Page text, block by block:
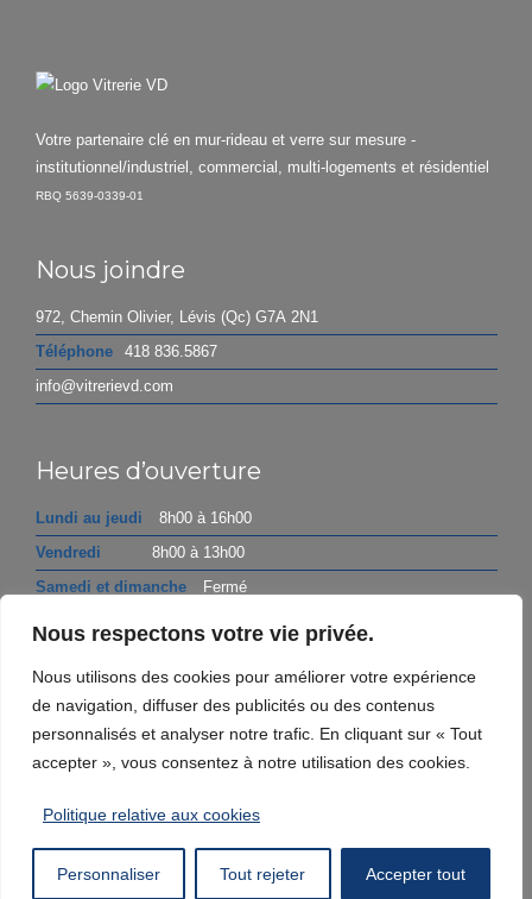
Nous respectons votre vie privée.
Nous utilisons des cookies pour améliorer votre expérience
de navigation, diffuser des publicités ou des contenus
personnalisés et analyser notre trafic. En cliquant sur « Tout
accepter », vous consentez à notre utilisation des cookies.
Politique relative aux cookies
Personnaliser Tout rejeter Accepter tout
Votre partenaire clé en mur-rideau et verre sur mesure -
institutionnel/industriel, commercial, multi-logements et résidentiel
RBQ 5639-0339-01
Nous joindre
972, Chemin Olivier, Lévis (Qc) G7A 2N1
Téléphone
418 836.5867
info@vitrerievd.com
Heures d’ouverture
Lundi au jeudi
8h00 à 16h00
Vendredi
8h00 à 13h00
Samedi et dimanche
Fermé
Politique de confidentialité
© Copyright 2026 - Vitrerie VD